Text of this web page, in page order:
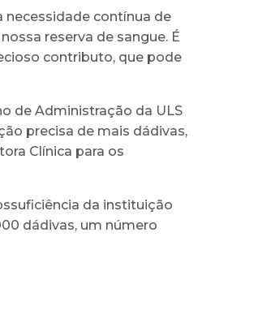
necessidade contínua de
reserva de sangue. É
contributo, que pode
de Administração da ULS
precisa de mais dádivas,
Clínica para os
da instituição
dádivas, um número